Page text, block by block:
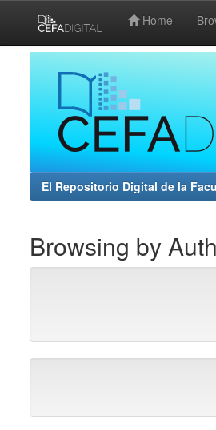
Home
El Repositorio Digital de la
Browsing by